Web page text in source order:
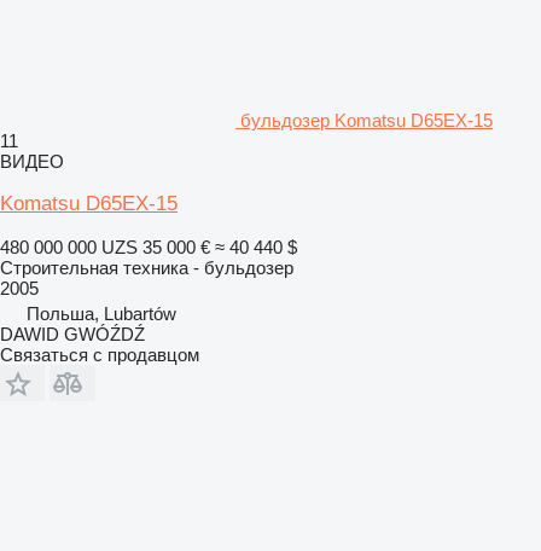
бульдозер Komatsu D65EX-15
11
ВИДЕО
Komatsu D65EX-15
480 000 000 UZS 35 000 € ≈ 40 440 $
Строительная техника - бульдозер
2005
Польша, Lubartów
DAWID GWÓŹDŹ
Связаться с продавцом